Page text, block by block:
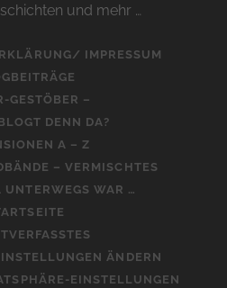
und mehr …
IMPRESSUM
GESTÖBER –
DENN DA?
A – Z
– VERMISCHTES
UNTERWEGS WAR …
ÄNDERN
EINSTELLUNGEN